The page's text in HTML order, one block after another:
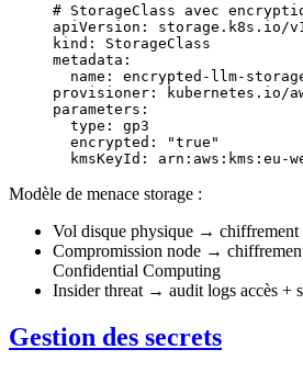
# StorageClass avec
apiVersion : storage.k8s.io/v1
kind : StorageClass
metadata :
  name
: encrypted-llm-
provisioner :
kubernetes.io/
parameters :
  type
: gp3
  encrypted
:
"true"
  kmsKeyId
:
Modèle de menace storage :
Vol disque physique →
Compromission node →
Confidential Computing
Insider threat → audit logs accès +
Gestion des secrets